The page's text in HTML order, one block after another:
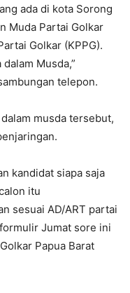
ada di kota Sorong
Muda Partai Golkar
Golkar (KPPG).
Musda,”
telepon.
musda tersebut,
kandidat siapa saja
itu
sesuai AD/ART partai
Jumat sore ini
Papua Barat